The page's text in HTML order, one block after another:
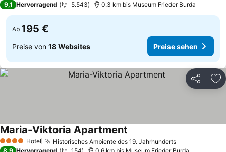
9,1 Hervorragend 5.543 0.3 km bis Museum Frieder Burda
Ab 195 €
Preise von 18 Websites Preise sehen
Teilen
4 Sterne Hotel Historisches Ambiente des 19. JahrhundertsPreise sehen
Maria-Viktoria Apartment